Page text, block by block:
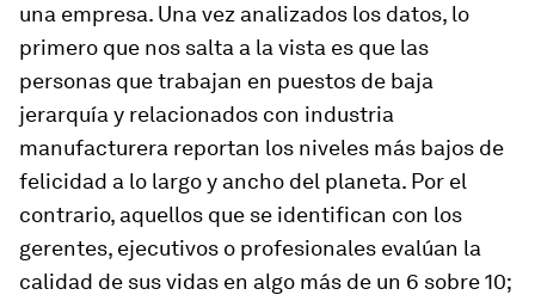
una empresa. Una vez analizados los datos, lo
primero que nos salta a la vista es que las
personas que trabajan en puestos de baja
jerarquía y relacionados con industria
manufacturera reportan los niveles más bajos de
felicidad a lo largo y ancho del planeta. Por el
contrario, aquellos que se identifican con los
gerentes, ejecutivos o profesionales evalúan la
calidad de sus vidas en algo más de un 6 sobre 10;